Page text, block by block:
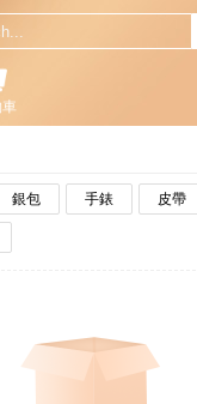
銀包 手錶 皮帶